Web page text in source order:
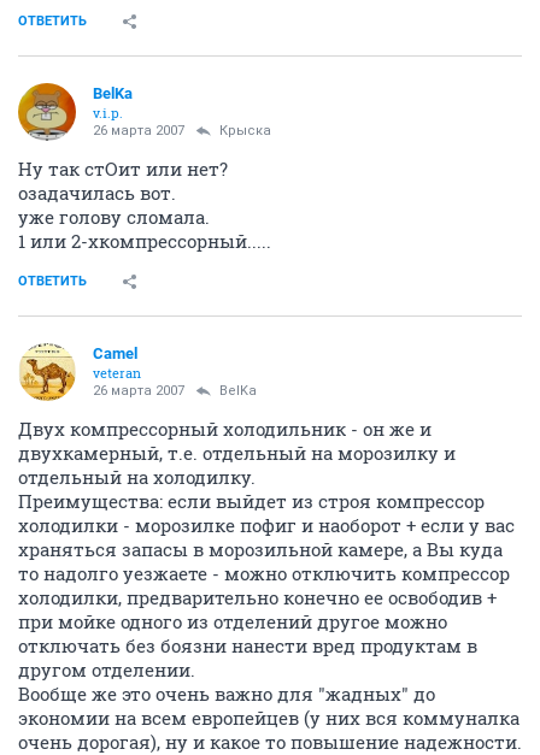
ОТВЕТИТЬ
BelKa
v.i.p.
26 марта 2007 Крыска
Ну так стОит или нет?
озадачилась вот.
уже голову сломала.
1 или 2-хкомпрессорный.....
ОТВЕТИТЬ
Camel
veteran
26 марта 2007 BelKa
Двух компрессорный холодильник - он же и
двухкамерный, т.е. отдельный на морозилку и
отдельный на холодилку.
Преимущества: если выйдет из строя компрессор
холодилки - морозилке пофиг и наоборот + если у вас
храняться запасы в морозильной камере, а Вы куда
то надолго уезжаете - можно отключить компрессор
холодилки, предварительно конечно ее освободив +
при мойке одного из отделений другое можно
отключать без боязни нанести вред продуктам в
другом отделении.
Вообще же это очень важно для "жадных" до
экономии на всем европейцев (у них вся коммуналка
очень дорогая), ну и какое то повышение надежности.